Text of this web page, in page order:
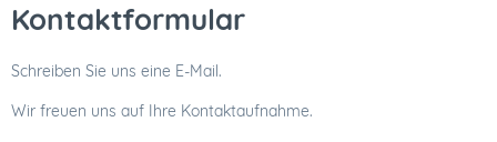
Kontaktformular
Schreiben Sie uns eine E-Mail.
Wir freuen uns auf Ihre Kontaktaufnahme.